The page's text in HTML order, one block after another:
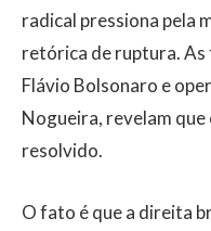
radical pressiona pela
retórica de ruptura. As
Flávio Bolsonaro e
Nogueira, revelam
resolvido.
O fato é que a direita